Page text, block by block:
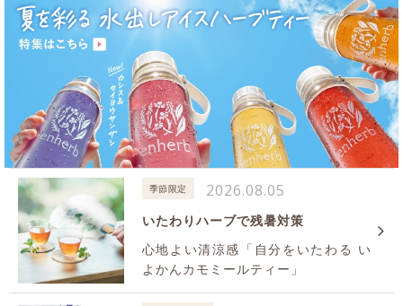
季節限定 2026.08.05
いたわりハーブで残暑対策
心地よい清涼感「自分をいたわる い
よかんカモミールティー」